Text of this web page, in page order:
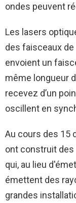
ondes peuvent
Les lasers
des faisceaux
envoient un
même longueur
recevez d’un
oscillent en
Au cours des 15
ont construit des
qui, au lieu
émettent des
grandes